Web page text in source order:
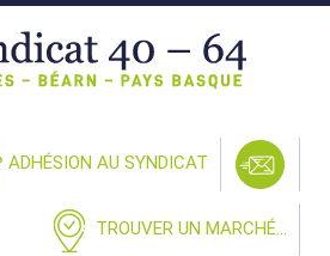
ADHÉSION AU SYNDICAT
TROUVER UN MARCHÉ...